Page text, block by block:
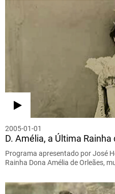
2005-01-01
D. Amélia, a Última Rainha
Programa apresentado por José
Rainha Dona Amélia de Orleães,